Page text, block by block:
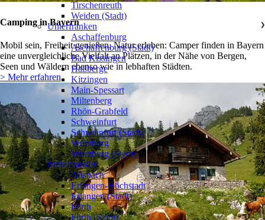
Camping in Bayern
Mobil sein, Freiheit genießen, Natur erleben: Camper finden in Bayern
eine unvergleichliche Vielfalt an Plätzen, in der Nähe von Bergen,
Seen und Wäldern ebenso wie in lebhaften Städten.
> Mehr erfahren
Tirschenreuth
Weiden (Stadt)
Unterfranken
❯
Aschaffenburg
Aschaffenburg (Stadt)
Bad Kissingen
Haßberge
Kitzingen
Main-Spessart
Miltenberg
Rhön-Grabfeld
Schweinfurt
Schweinfurt (Stadt)
Würzburg
Würzburg (Stadt)
Mittelfranken
❯
Ansbach
Erlangen-Höchstadt
Erlangen (Stadt)
Fürth
Fürth (Stadt)